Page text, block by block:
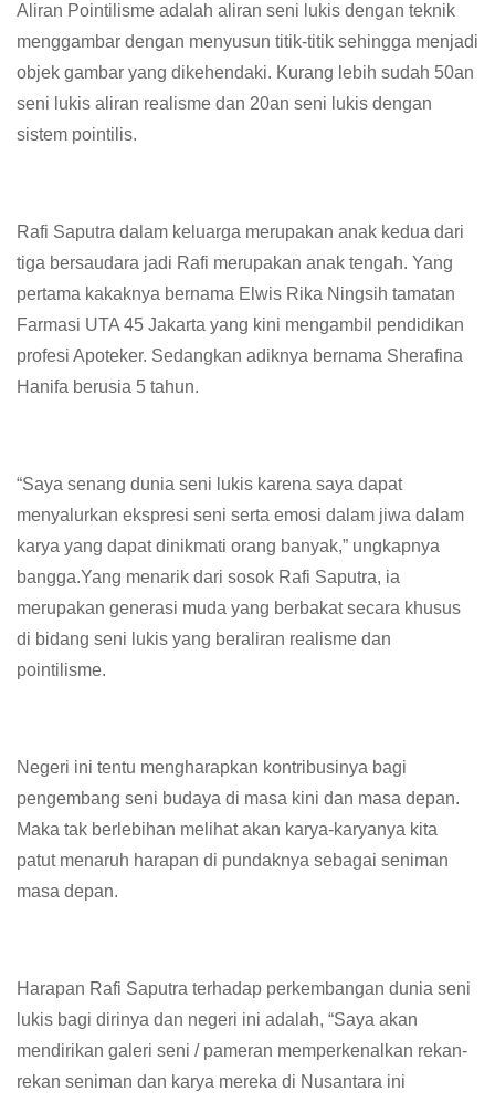
Aliran Pointilisme adalah aliran seni lukis dengan teknik
menggambar dengan menyusun titik-titik sehingga menjadi
objek gambar yang dikehendaki. Kurang lebih sudah 50an
seni lukis aliran realisme dan 20an seni lukis dengan
sistem pointilis.
Rafi Saputra dalam keluarga merupakan anak kedua dari
tiga bersaudara jadi Rafi merupakan anak tengah. Yang
pertama kakaknya bernama Elwis Rika Ningsih tamatan
Farmasi UTA 45 Jakarta yang kini mengambil pendidikan
profesi Apoteker. Sedangkan adiknya bernama Sherafina
Hanifa berusia 5 tahun.
“Saya senang dunia seni lukis karena saya dapat
menyalurkan ekspresi seni serta emosi dalam jiwa dalam
karya yang dapat dinikmati orang banyak,” ungkapnya
bangga.Yang menarik dari sosok Rafi Saputra, ia
merupakan generasi muda yang berbakat secara khusus
di bidang seni lukis yang beraliran realisme dan
pointilisme.
Negeri ini tentu mengharapkan kontribusinya bagi
pengembang seni budaya di masa kini dan masa depan.
Maka tak berlebihan melihat akan karya-karyanya kita
patut menaruh harapan di pundaknya sebagai seniman
masa depan.
Harapan Rafi Saputra terhadap perkembangan dunia seni
lukis bagi dirinya dan negeri ini adalah, “Saya akan
mendirikan galeri seni / pameran memperkenalkan rekan-
rekan seniman dan karya mereka di Nusantara ini